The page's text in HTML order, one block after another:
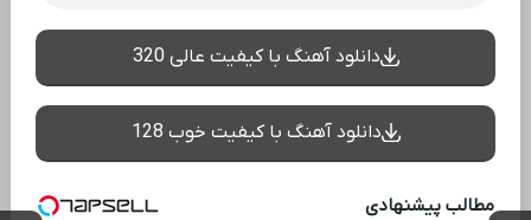
دانلود آهنگ با کیفیت عالی 320
دانلود آهنگ با کیفیت خوب 128
مطالب پیشنهادی